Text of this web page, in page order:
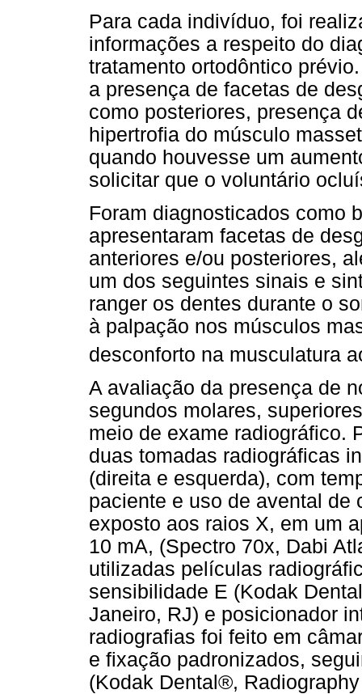
Para cada indivíduo, foi
informações a respeito do
tratamento ortodôntico
a presença de facetas de
como posteriores, presença
hipertrofia do músculo
quando houvesse um
solicitar que o voluntário
Foram diagnosticados como
apresentaram facetas de
anteriores e/ou posteriores,
um dos seguintes sinais e
ranger os dentes durante o
à palpação nos músculos
desconforto na musculatura
A avaliação da presença de
segundos molares,
meio de exame radiográfico.
duas tomadas radiográficas
(direita e esquerda), com
paciente e uso de avental de
exposto aos raios X, em um
10 mA, (Spectro 70x, Dabi
utilizadas películas
sensibilidade E (Kodak
Janeiro, RJ) e posicionador
radiografias foi feito em
e fixação padronizados,
(Kodak Dental®,